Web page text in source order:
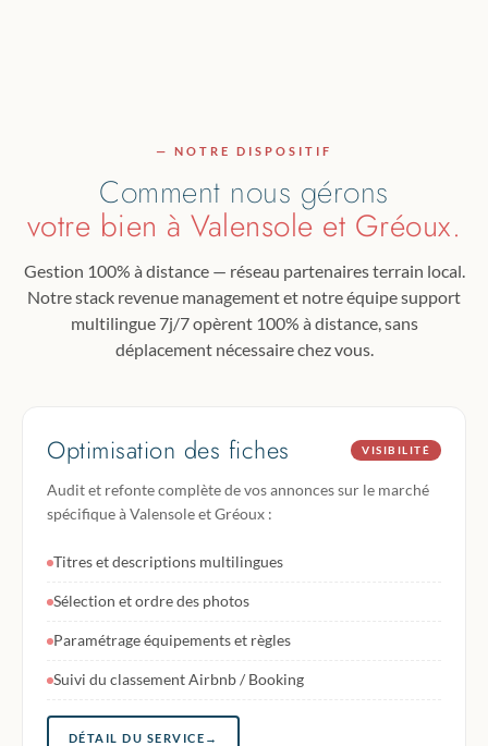
— NOTRE DISPOSITIF
Comment nous gérons
votre bien à Valensole et Gréoux.
Gestion 100% à distance — réseau partenaires terrain local.
Notre stack revenue management et notre équipe support
multilingue 7j/7 opèrent 100% à distance, sans
déplacement nécessaire chez vous.
Optimisation des fiches VISIBILITÉ
Audit et refonte complète de vos annonces sur le marché
spécifique à Valensole et Gréoux :
Titres et descriptions multilingues
Sélection et ordre des photos
Paramétrage équipements et règles
Suivi du classement Airbnb / Booking
DÉTAIL DU SERVICE →